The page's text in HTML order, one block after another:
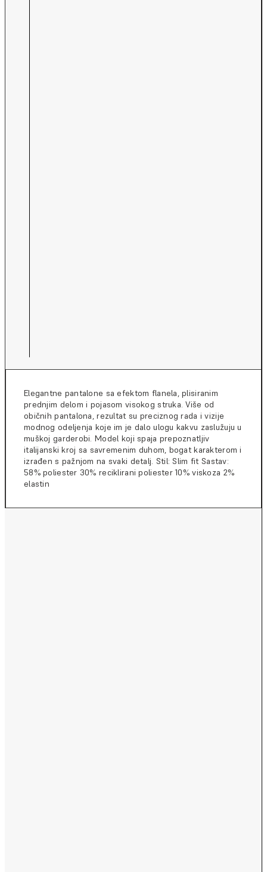
Elegantne pantalone sa efektom flanela, plisiranim
prednjim delom i pojasom visokog struka. Više od
običnih pantalona, rezultat su preciznog rada i vizije
modnog odeljenja koje im je dalo ulogu kakvu zaslužuju u
muškoj garderobi. Model koji spaja prepoznatljiv
italijanski kroj sa savremenim duhom, bogat karakterom i
izrađen s pažnjom na svaki detalj. Stil: Slim fit Sastav:
58% poliester 30% reciklirani poliester 10% viskoza 2%
elastin